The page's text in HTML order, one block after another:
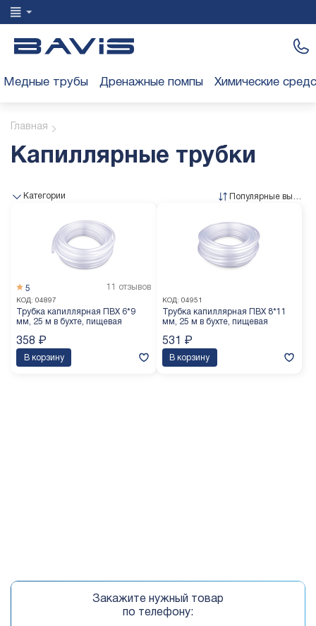
Медные трубы Дренажные помпы Химические
Капиллярные трубки
Главная
Категории Популярные выше
11 отзывов
5
КОД: 04897
Трубка капиллярная ПВХ 6*9
мм, 25 м в бухте, пищевая
358 ₽
В корзину
КОД: 04951
Трубка капиллярная ПВХ 8*11
мм, 25 м в бухте, пищевая
531 ₽
В корзину
Закажите нужный товар
по телефону: